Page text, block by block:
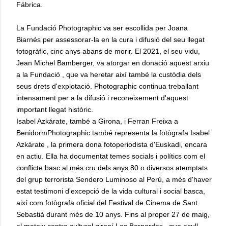
Fábrica.
La Fundació Photographic va ser escollida per Joana
Biarnés per assessorar-la en la cura i difusió del seu llegat
fotogràfic, cinc anys abans de morir. El 2021, el seu vidu,
Jean Michel Bamberger, va atorgar en donació aquest arxiu
a la Fundació , que va heretar així també la custòdia dels
seus drets d'explotació. Photographic continua treballant
intensament per a la difusió i reconeixement d'aquest
important llegat històric.
Isabel Azkárate, també a Girona, i Ferran Freixa a
BenidormPhotographic també representa la fotògrafa Isabel
Azkárate , la primera dona fotoperiodista d'Euskadi, encara
en actiu. Ella ha documentat temes socials i polítics com el
conflicte basc al més cru dels anys 80 o diversos atemptats
del grup terrorista Sendero Luminoso al Perú, a més d'haver
estat testimoni d'excepció de la vida cultural i social basca,
així com fotògrafa oficial del Festival de Cinema de Sant
Sebastià durant més de 10 anys. Fins al proper 27 de maig,